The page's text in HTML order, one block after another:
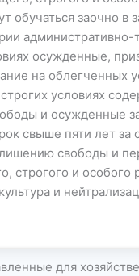
заочно в
осужденные,
на облегченных
условиях
и осужденные
свыше пяти лет за
свободы и
строгого и
и
для